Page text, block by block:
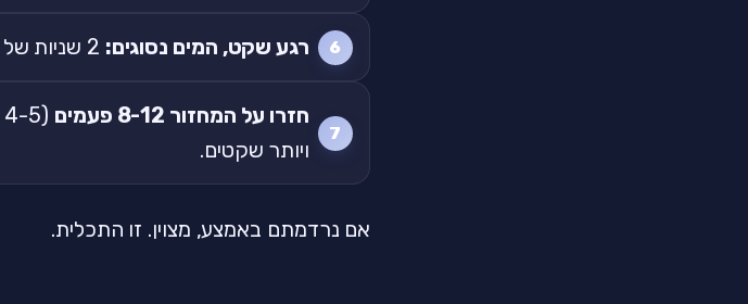
רגע שקט, המים נסוגים:
חזרו על המחזור 8-12 פעמים
ויותר שקטים.
אם נרדמתם באמצע, מצוין. זו התכלית.